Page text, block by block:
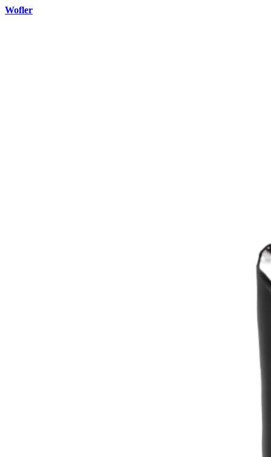
Wofler